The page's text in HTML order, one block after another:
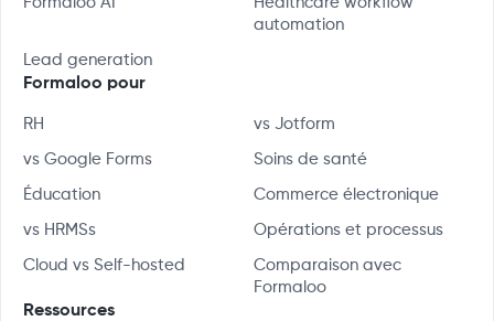
automation
Lead generation
Formaloo pour
RH vs Jotform
vs Google Forms Soins de santé
Éducation Commerce électronique
vs HRMSs Opérations et processus
Cloud vs Self-hosted
Comparaison avec
Formaloo
Ressources